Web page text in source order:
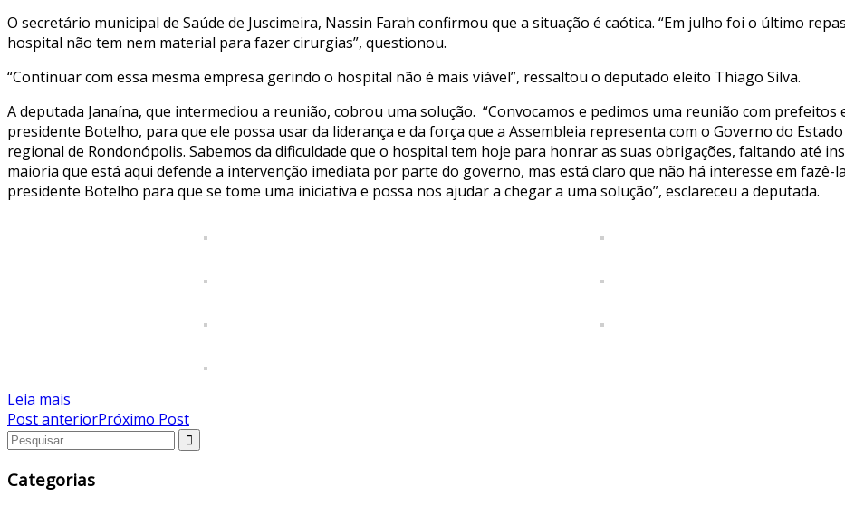
O secretário municipal de Saúde de Juscimeira, Nassin Farah confirmou que a situação é caótica. “Em julho foi o último
hospital não tem nem material para fazer cirurgias”, questionou.
“Continuar com essa mesma empresa gerindo o hospital não é mais viável”, ressaltou o deputado eleito Thiago Silva.
A deputada Janaína, que intermediou a reunião, cobrou uma solução. “Convocamos e pedimos uma reunião com
presidente Botelho, para que ele possa usar da liderança e da força que a Assembleia representa com o Governo do
regional de Rondonópolis. Sabemos da dificuldade que o hospital tem hoje para honrar as suas obrigações, faltando até
maioria que está aqui defende a intervenção imediata por parte do governo, mas está claro que não há interesse em fazê-
presidente Botelho para que se tome uma iniciativa e possa nos ajudar a chegar a uma solução”, esclareceu a deputada.
Leia mais
Post anteriorPróximo Post
Categorias